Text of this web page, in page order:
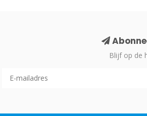
Blijf op de